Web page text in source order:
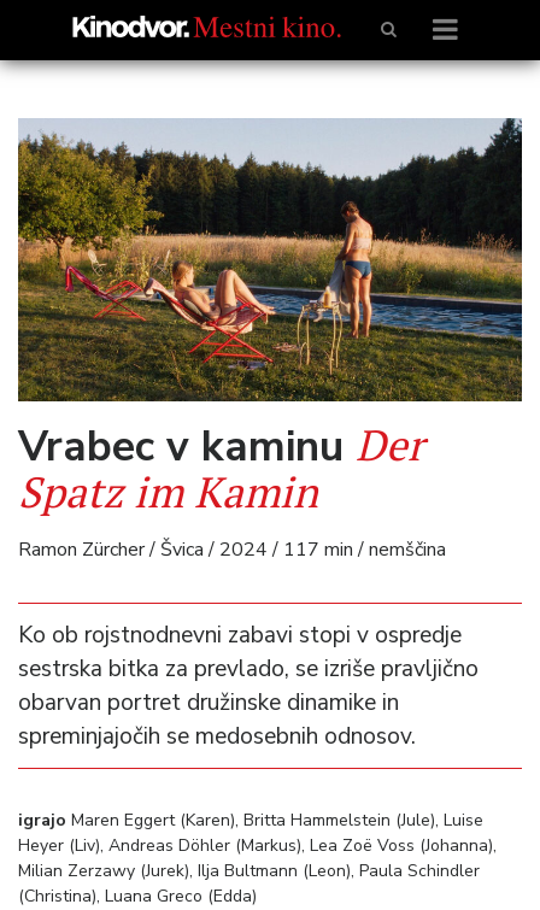
Vrabec v kaminu Der
Spatz im Kamin
Ramon Zürcher / Švica / 2024 / 117 min / nemščina
Ko ob rojstnodnevni zabavi stopi v ospredje
sestrska bitka za prevlado, se izriše pravljično
obarvan portret družinske dinamike in
spreminjajočih se medosebnih odnosov.
igrajo Maren Eggert (Karen), Britta Hammelstein (Jule), Luise
Heyer (Liv), Andreas Döhler (Markus), Lea Zoë Voss (Johanna),
Milian Zerzawy (Jurek), Ilja Bultmann (Leon), Paula Schindler
(Christina), Luana Greco (Edda)